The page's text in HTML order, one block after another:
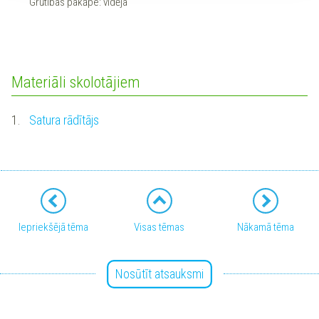
Materiāli skolotājiem
1. Satura rādītājs
Iepriekšējā tēma Visas tēmas Nākamā tēma
Nosūtīt atsauksmi